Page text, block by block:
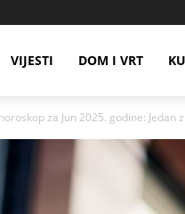
VIJESTI DOM I VRT
za Jun 2025. godine: Jedan